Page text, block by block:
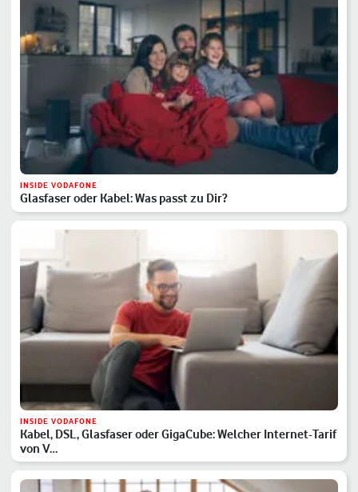
INSIDE VODAFONE
Glasfaser oder Kabel: Was passt zu Dir?
INSIDE VODAFONE
Kabel, DSL, Glasfaser oder GigaCube: Welcher Internet-Tarif
von V…